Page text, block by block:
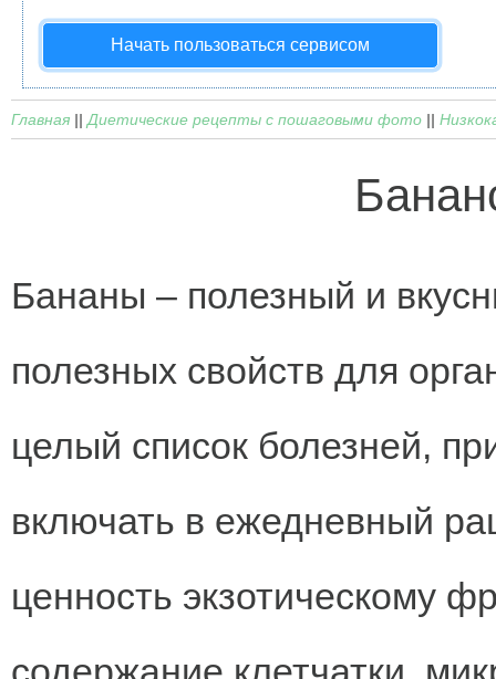
Начать пользоваться сервисом
Главная || Диетические рецепты с пошаговыми фото ||
Бананы – полезный и
полезных свойств для
целый список болезней,
включать в ежедневный
ценность экзотическому